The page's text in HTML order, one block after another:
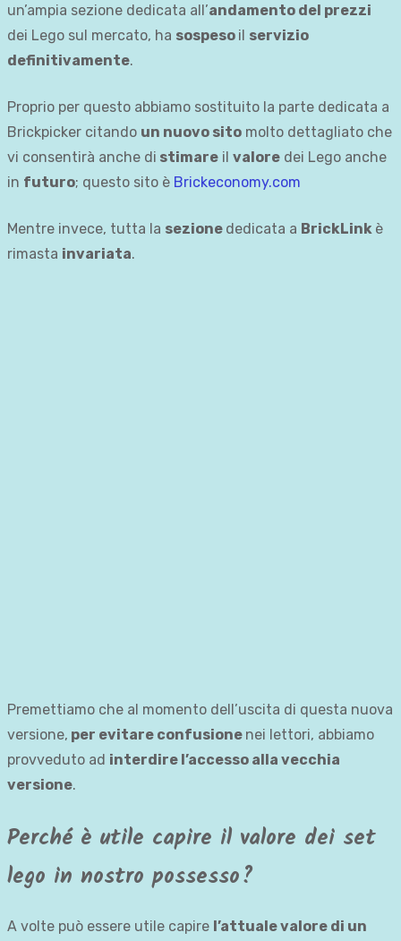
un’ampia sezione dedicata all’andamento del prezzi
dei Lego sul mercato, ha sospeso il servizio
definitivamente.
Proprio per questo abbiamo sostituito la parte dedicata a
Brickpicker citando un nuovo sito molto dettagliato che
vi consentirà anche di stimare il valore dei Lego anche
in futuro; questo sito è Brickeconomy.com
Mentre invece, tutta la sezione dedicata a BrickLink è
rimasta invariata.
Premettiamo che al momento dell’uscita di questa nuova
versione, per evitare confusione nei lettori, abbiamo
provveduto ad interdire l’accesso alla vecchia
versione.
Perché è utile capire il valore dei set
lego in nostro possesso?
A volte può essere utile capire l’attuale valore di un